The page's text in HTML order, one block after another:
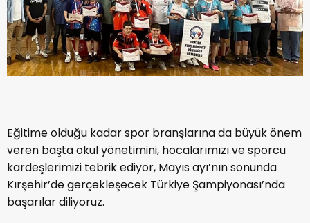
Eğitime olduğu kadar spor branşlarına da büyük önem
veren başta okul yönetimini, hocalarımızı ve sporcu
kardeşlerimizi tebrik ediyor, Mayıs ayı’nın sonunda
Kırşehir’de gerçekleşecek Türkiye Şampiyonası’nda
başarılar diliyoruz.